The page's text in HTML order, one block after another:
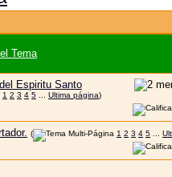
Tema
Espiritu Santo
1 2 3 4 5 Ultima página)
( 1 2 3 4 5